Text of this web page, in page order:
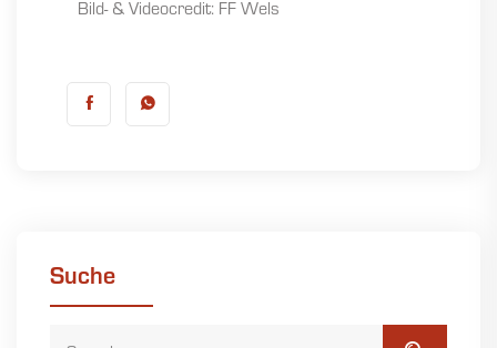
Bild- & Videocredit: FF Wels
Suche